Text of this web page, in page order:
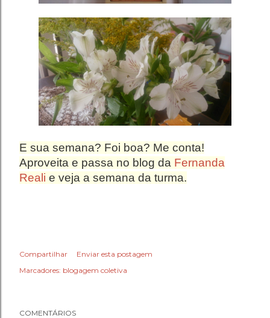
E sua semana? Foi boa? Me conta!
Aproveita e passa no blog da Fernanda
Reali e veja a semana da turma.
Compartilhar
Enviar esta postagem
Marcadores: blogagem coletiva
COMENTÁRIOS